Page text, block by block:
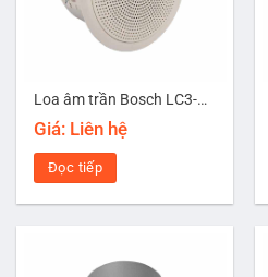
Loa âm trần Bosch LC3-UC06-LZ
Giá: Liên hệ
Đọc tiếp